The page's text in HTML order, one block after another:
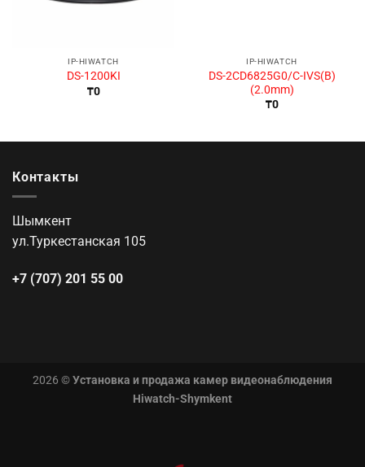
IP-HIWATCH
DS-1200KI
₸0
IP-HIWATCH
DS-2CD6825G0/C-IVS(B)
(2.0mm)
₸0
Контакты
Шымкент
ул.Туркестанская 105
+7 (707) 201 55 00
2026 ©Установка и продажа камер видеонаблюдения
Hiwatch-Shymkent